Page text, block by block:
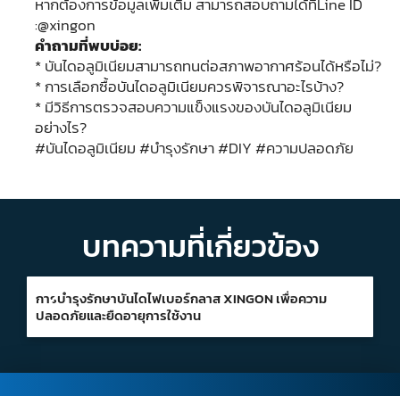
:@xingon
คำถามที่พบบ่อย:
* บันไดอลูมิเนียมสามารถทนต่อสภาพอากาศร้อนได้หรือไม่?
* การเลือกซื้อบันไดอลูมิเนียมควรพิจารณาอะไรบ้าง?
* มีวิธีการตรวจสอบความแข็งแรงของบันไดอลูมิเนียม
อย่างไร?
#บันไดอลูมิเนียม #บำรุงรักษา #DIY #ความปลอดภัย
บทความที่เกี่ยวข้อง
การบำรุงรักษาบันไดไฟเบอร์กลาส XINGON เพื่อความ
ปลอดภัยและยืดอายุการใช้งาน